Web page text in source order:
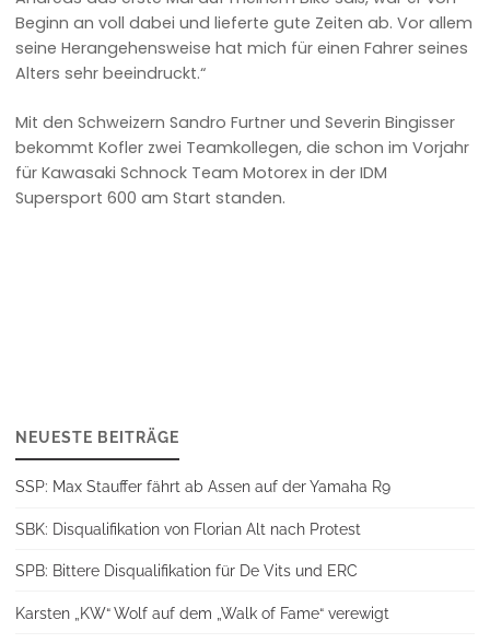
Beginn an voll dabei und lieferte gute Zeiten ab. Vor allem
seine Herangehensweise hat mich für einen Fahrer seines
Alters sehr beeindruckt.“
Mit den Schweizern Sandro Furtner und Severin Bingisser
bekommt Kofler zwei Teamkollegen, die schon im Vorjahr
für Kawasaki Schnock Team Motorex in der IDM
Supersport 600 am Start standen.
NEUESTE BEITRÄGE
SSP: Max Stauffer fährt ab Assen auf der Yamaha R9
SBK: Disqualifikation von Florian Alt nach Protest
SPB: Bittere Disqualifikation für De Vits und ERC
Karsten „KW“ Wolf auf dem „Walk of Fame“ verewigt